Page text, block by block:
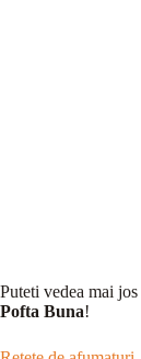
Puteti vedea mai
Pofta Buna!